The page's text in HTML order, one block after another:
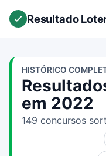
Resultado
HISTÓRICO
em 2022
149 concursos